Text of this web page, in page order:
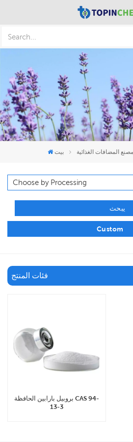
بيت
يبحث
Custom
فئات المنتج
بروبيل بارابين الحافظة CAS 94-
13-3